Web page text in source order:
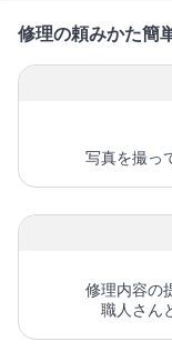
修理の頼みかた簡
写真を撮っ
修理内容の
職人さん